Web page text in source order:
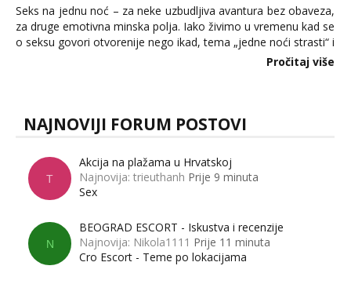
Seks na jednu noć – za neke uzbudljiva avantura bez obaveza,
za druge emotivna minska polja. Iako živimo u vremenu kad se
o seksu govori otvorenije nego ikad, tema „jedne noći strasti“ i
dalje izaziva burne rasprave. Što zapravo misle žene, a što
Pročitaj više
NAJNOVIJI FORUM POSTOVI
T
Akcija na plažama u Hrvatskoj
Najnovija: trieuthanh Prije 9 minuta
Sex
N
BEOGRAD ESCORT - Iskustva i recenzije
Najnovija: Nikola1111 Prije 11 minuta
Cro Escort - Teme po lokacijama